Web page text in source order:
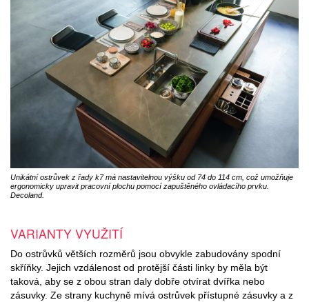
Unikátní ostrůvek z řady k7 má nastavitelnou výšku od 74 do 114 cm, což umožňuje
ergonomicky upravit pracovní plochu pomocí zapuštěného ovládacího prvku.
Decoland.
VARIANTY VYUŽITÍ
Do ostrůvků větších rozměrů jsou obvykle zabudovány spodní
skříňky. Jejich vzdálenost od protější části linky by měla být
taková, aby se z obou stran daly dobře otvírat dvířka nebo
zásuvky. Ze strany kuchyně mívá ostrůvek přístupné zásuvky a z